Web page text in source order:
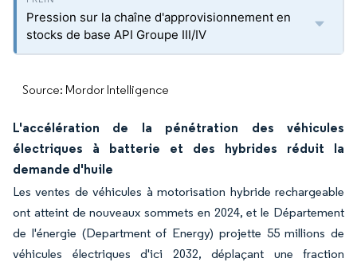
Pression sur la chaîne d'approvisionnement en
stocks de base API Groupe III/IV
Source: Mordor Intelligence
L'accélération de la pénétration des véhicules
électriques à batterie et des hybrides réduit la
demande d'huile
Les ventes de véhicules à motorisation hybride rechargeable
ont atteint de nouveaux sommets en 2024, et le Département
de l'énergie (Department of Energy) projette 55 millions de
véhicules électriques d'ici 2032, déplaçant une fraction